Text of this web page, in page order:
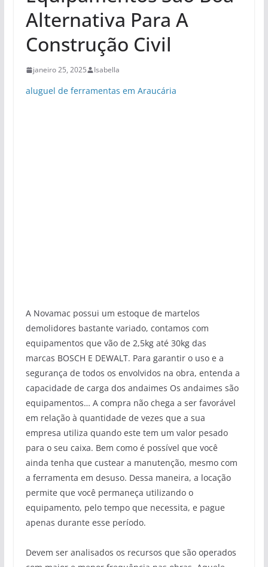
Alternativa Para A
Construção Civil
janeiro 25, 2025 Isabella
aluguel de ferramentas em Araucária
A Novamac possui um estoque de martelos
demolidores bastante variado, contamos com
equipamentos que vão de 2,5kg até 30kg das
marcas BOSCH E DEWALT. Para garantir o uso e a
segurança de todos os envolvidos na obra, entenda a
capacidade de carga dos andaimes Os andaimes são
equipamentos… A compra não chega a ser favorável
em relação à quantidade de vezes que a sua
empresa utiliza quando este tem um valor pesado
para o seu caixa. Bem como é possível que você
ainda tenha que custear a manutenção, mesmo com
a ferramenta em desuso. Dessa maneira, a locação
permite que você permaneça utilizando o
equipamento, pelo tempo que necessita, e pague
apenas durante esse período.
Devem ser analisados os recursos que são operados